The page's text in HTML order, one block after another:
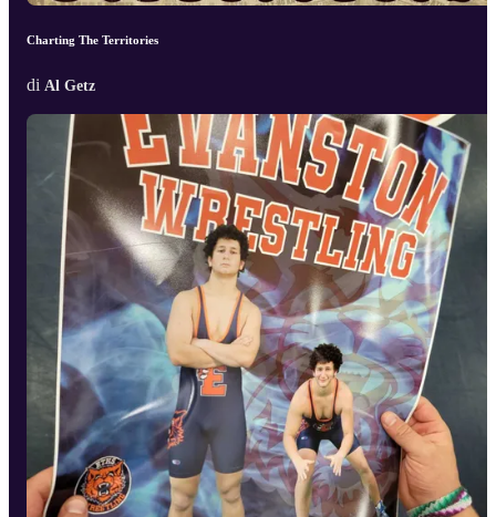
Charting The Territories
di Al Getz